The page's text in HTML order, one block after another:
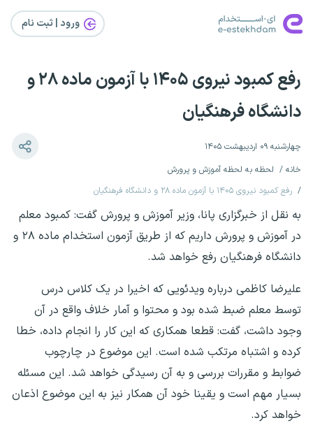
ورود | ثبت‌ نام
رفع کمبود نیروی ۱۴۰۵ با آزمون ماده ۲۸ و
دانشگاه فرهنگیان
چهارشنبه ۰۹ اردیبهشت ۱۴۰۵
خانه
لحظه به لحظه آموزش و پرورش
رفع کمبود نیروی ۱۴۰۵ با آزمون ماده ۲۸ و دانشگاه فرهنگیان
به نقل از خبرگزاری پانا، وزیر آموزش و پرورش گفت: کمبود معلم
در آموزش و پرورش داریم که از طریق آزمون استخدام ماده ۲۸ و
دانشگاه فرهنگیان رفع خواهد شد.
علیرضا کاظمی درباره ویدئویی که اخیرا در یک کلاس درس
توسط معلم ضبط شده بود و محتوا و آمار خلاف واقع در آن
وجود داشت، گفت: قطعا همکاری که این کار را انجام داده، خطا
کرده و اشتباه مرتکب شده است. این موضوع در چارچوب
ضوابط و مقررات بررسی و به آن رسیدگی خواهد شد. این مسئله
بسیار مهم است و یقینا خود آن همکار نیز به این موضوع اذعان
خواهد کرد.